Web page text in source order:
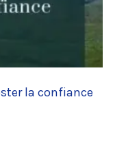
la confiance